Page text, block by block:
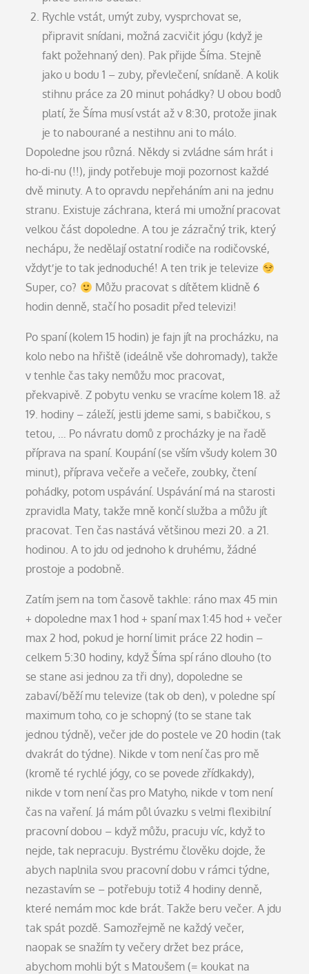
Rychle vstát, umýt zuby, vysprchovat se,
připravit snídani, možná zacvičit jógu (když je
fakt požehnaný den). Pak přijde Šíma. Stejně
jako u bodu 1 – zuby, převlečení, snídaně. A kolik
stihnu práce za 20 minut pohádky? U obou bodů
platí, že Šíma musí vstát až v 8:30, protože jinak
je to nabourané a nestihnu ani to málo.
Dopoledne jsou různá. Někdy si zvládne sám hrát i
ho-di-nu (!!), jindy potřebuje moji pozornost každé
dvě minuty. A to opravdu nepřeháním ani na jednu
stranu. Existuje záchrana, která mi umožní pracovat
velkou část dopoledne. A tou je zázračný trik, který
nechápu, že nedělají ostatní rodiče na rodičovské,
vždyť je to tak jednoduché! A ten trik je televize
Super, co?
Můžu pracovat s dítětem klidně 6
hodin denně, stačí ho posadit před televizi!
Po spaní (kolem 15 hodin) je fajn jít na procházku, na
kolo nebo na hřiště (ideálně vše dohromady), takže
v tenhle čas taky nemůžu moc pracovat,
překvapivě. Z pobytu venku se vracíme kolem 18. až
19. hodiny – záleží, jestli jdeme sami, s babičkou, s
tetou, … Po návratu domů z procházky je na řadě
příprava na spaní. Koupání (se vším všudy kolem 30
minut), příprava večeře a večeře, zoubky, čtení
pohádky, potom uspávání. Uspávání má na starosti
zpravidla Maty, takže mně končí služba a můžu jít
pracovat. Ten čas nastává většinou mezi 20. a 21.
hodinou. A to jdu od jednoho k druhému, žádné
prostoje a podobně.
Zatím jsem na tom časově takhle: ráno max 45 min
+ dopoledne max 1 hod + spaní max 1:45 hod + večer
max 2 hod, pokud je horní limit práce 22 hodin –
celkem 5:30 hodiny, když Šíma spí ráno dlouho (to
se stane asi jednou za tři dny), dopoledne se
zabaví/běží mu televize (tak ob den), v poledne spí
maximum toho, co je schopný (to se stane tak
jednou týdně), večer jde do postele ve 20 hodin (tak
dvakrát do týdne). Nikde v tom není čas pro mě
(kromě té rychlé jógy, co se povede zřídkakdy),
nikde v tom není čas pro Matyho, nikde v tom není
čas na vaření. Já mám půl úvazku s velmi flexibilní
pracovní dobou – když můžu, pracuju víc, když to
nejde, tak nepracuju. Bystrému člověku dojde, že
abych naplnila svou pracovní dobu v rámci týdne,
nezastavím se – potřebuju totiž 4 hodiny denně,
které nemám moc kde brát. Takže beru večer. A jdu
tak spát pozdě. Samozřejmě ne každý večer,
naopak se snažím ty večery držet bez práce,
abychom mohli být s Matoušem (= koukat na